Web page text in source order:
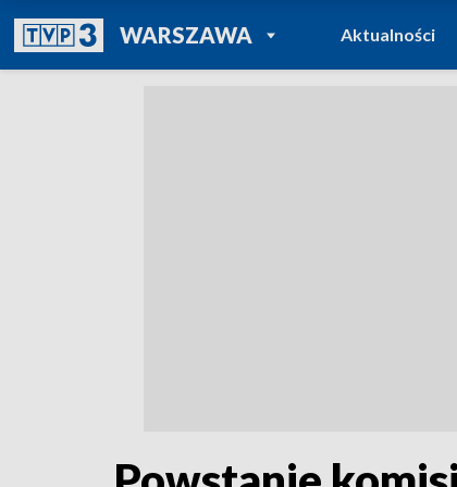
WARSZAWAPOWRÓT DO
TVP REGIONY
Aktualności